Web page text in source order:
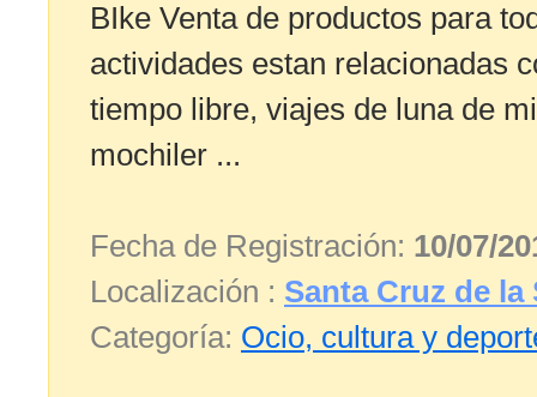
BIke Venta de productos para
actividades estan relacionadas
tiempo libre, viajes de luna de
mochiler ...
Fecha de Registración: 10/07/
Localización : Santa Cruz de la
Categoría: Ocio, cultura y